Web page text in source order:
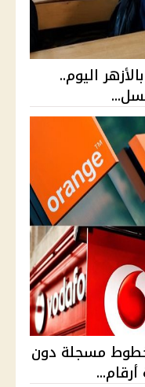
اليوم..
مسجلة دون